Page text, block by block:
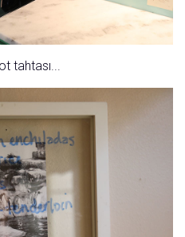
tahtası...